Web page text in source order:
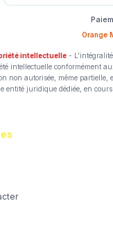
Orange
intellectuelle- L'intégralité
intellectuelle conformément
non autorisée, même partielle,
entité juridique dédiée, en